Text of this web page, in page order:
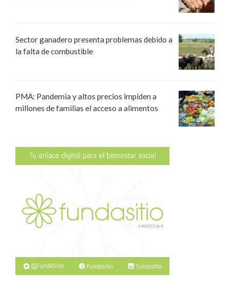
Sector ganadero presenta problemas debido a
la falta de combustible
PMA: Pandemia y altos precios impiden a
millones de familias el acceso a alimentos